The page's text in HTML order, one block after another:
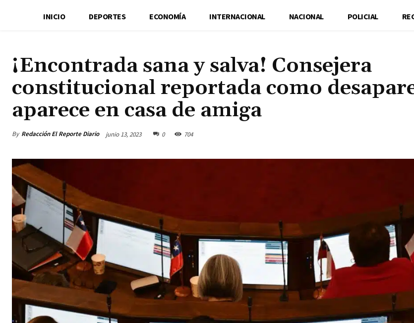
INICIO DEPORTES ECONOMÍA INTERNACIONAL NACIONAL POLICIAL
¡Encontrada sana y salva! Consejera
constitucional reportada como
aparece en casa de amiga
By Redacción El Reporte Diario junio 13, 2023 0 704